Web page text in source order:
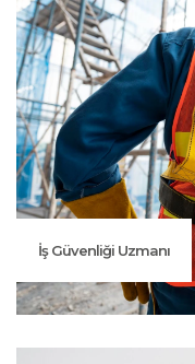
İş Güvenliği Uzmanı